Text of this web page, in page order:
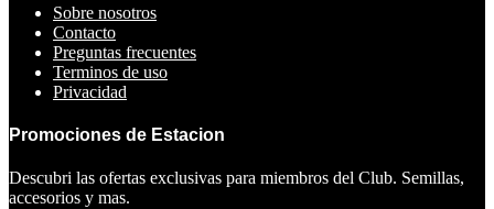
Sobre nosotros
Contacto
Preguntas frecuentes
Terminos de uso
Privacidad
Promociones de Estacion
Descubri las ofertas exclusivas para miembros del Club. Semillas,
accesorios y mas.